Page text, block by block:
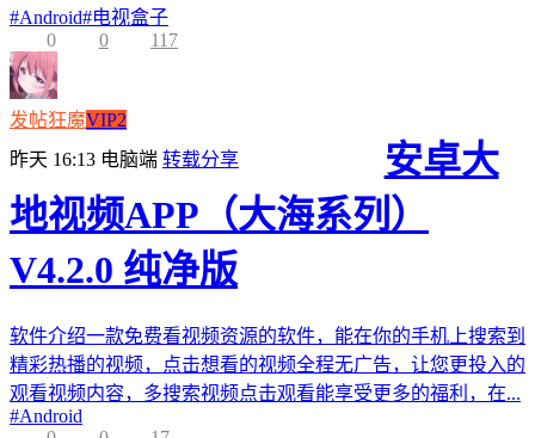
#Android#电视盒子
0
0 117
发帖狂魔VIP2
昨天 16:13 电脑端 转载分享
安卓大
地视频APP（大海系列）
V4.2.0 纯净版
软件介绍一款免费看视频资源的软件，能在你的手机上搜索到
精彩热播的视频，点击想看的视频全程无广告，让您更投入的
观看视频内容，多搜索视频点击观看能享受更多的福利，在...
#Android